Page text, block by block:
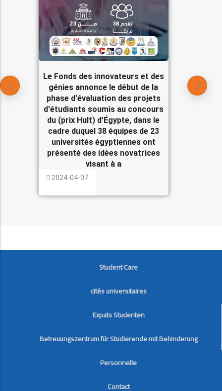
Le Fonds des innovateurs et des
génies annonce le début de la
phase d'évaluation des projets
d'étudiants soumis au concours
du (prix Hult) d’Égypte, dans le
cadre duquel 38 équipes de 23
universités égyptiennes ont
présenté des idées novatrices
visant à a
2024-04-07
FOOTER
Student Care
cités universitaires
Expats Studenten
Betreuungszentrum für Studierende mit Behinderung
Personnelle
Contact